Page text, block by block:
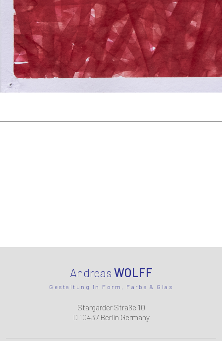
Andreas WOLFF
Gestaltung in Form, Farbe & Glas
Stargarder Straße 10
D 10437 Berlin Germany